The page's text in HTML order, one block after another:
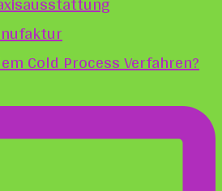
Cold Process Verfahren?